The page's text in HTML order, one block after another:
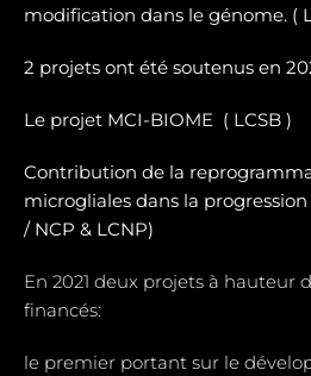
modification dans le génome. (
2 projets ont été soutenus en
Le projet MCI-BIOME ( LCSB )
Contribution de la
microgliales dans la
/ NCP & LCNP)
En 2021 deux projets à hauteur
financés:
le premier portant sur le